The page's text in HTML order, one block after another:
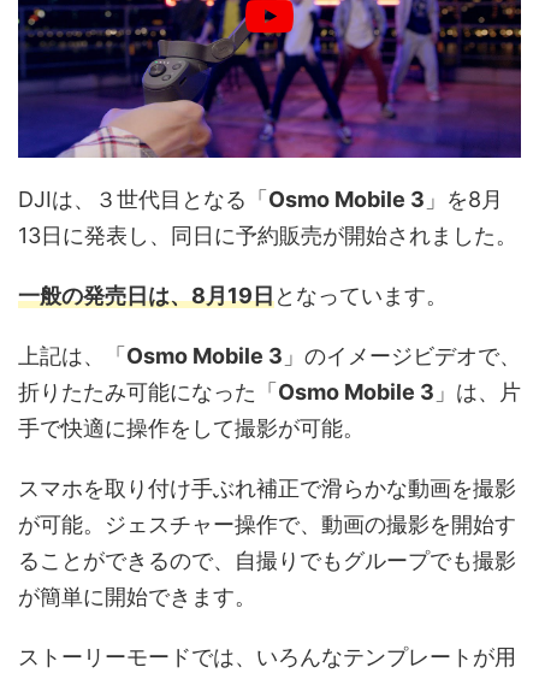
DJIは、３世代目となる「 Osmo Mobile 3 」を8月
13日に発表し、同日に予約販売が開始されました。
一般の発売日は、8月19日となっています。
上記は、「 Osmo Mobile 3 」のイメージビデオで、
折りたたみ可能になった「 Osmo Mobile 3 」は、片
手で快適に操作をして撮影が可能。
スマホを取り付け手ぶれ補正で滑らかな動画を撮影
が可能。ジェスチャー操作で、動画の撮影を開始す
ることができるので、自撮りでもグループでも撮影
が簡単に開始できます。
ストーリーモードでは、いろんなテンプレートが用